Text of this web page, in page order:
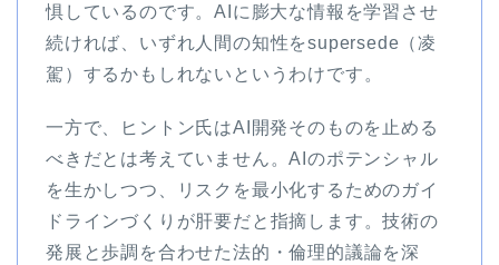
惧しているのです。AIに膨大な情報を学習させ
続ければ、いずれ人間の知性をsupersede（凌
駕）するかもしれないというわけです。
一方で、ヒントン氏はAI開発そのものを止める
べきだとは考えていません。AIのポテンシャル
を生かしつつ、リスクを最小化するためのガイ
ドラインづくりが肝要だと指摘します。技術の
発展と歩調を合わせた法的・倫理的議論を深